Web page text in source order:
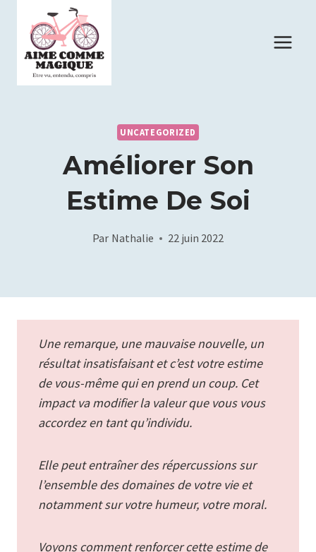
content
UNCATEGORIZED
Améliorer Son
Estime De Soi
Par Nathalie 22 juin 2022
Une remarque, une mauvaise nouvelle, un
résultat insatisfaisant et c’est votre estime
de vous-même qui en prend un coup. Cet
impact va modifier la valeur que vous vous
accordez en tant qu’individu.
Elle peut entraîner des répercussions sur
l’ensemble des domaines de votre vie et
notamment sur votre humeur, votre moral.
Voyons comment renforcer cette estime de